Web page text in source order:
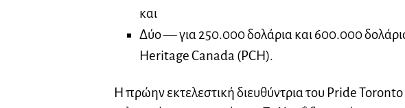
και
Δύο — για 250.000 δολάρια και 600.000
Heritage Canada (PCH).
Η πρώην εκτελεστική διευθύντρια του Pride